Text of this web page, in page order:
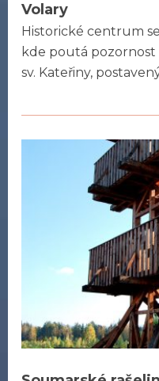
Volary
Historické centrum
kde poutá pozornost
sv. Kateřiny,